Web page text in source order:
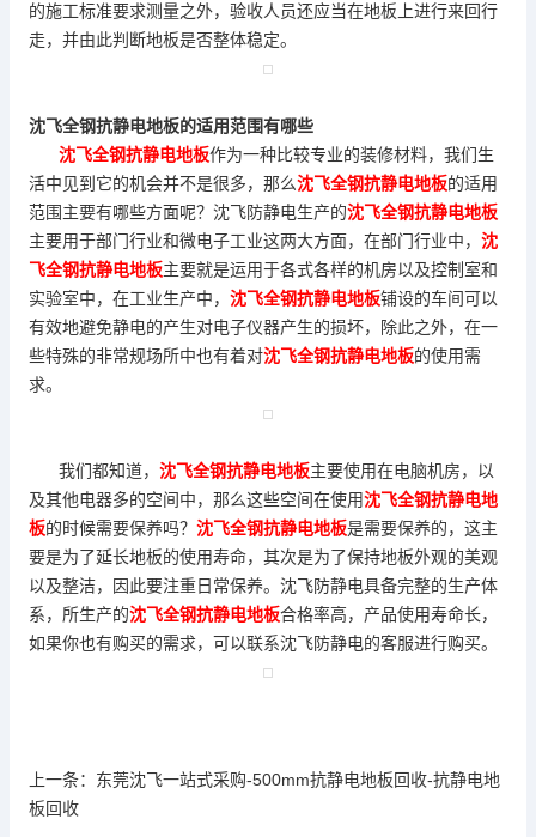
的施工标准要求测量之外，验收人员还应当在地板上进行来回行
走，并由此判断地板是否整体稳定。
沈飞全钢抗静电地板的适用范围有哪些
沈飞全钢抗静电地板作为一种比较专业的装修材料，我们生
活中见到它的机会并不是很多，那么沈飞全钢抗静电地板的适用
范围主要有哪些方面呢？沈飞防静电生产的沈飞全钢抗静电地板
主要用于部门行业和微电子工业这两大方面，在部门行业中， 沈
飞全钢抗静电地板主要就是运用于各式各样的机房以及控制室和
实验室中，在工业生产中， 沈飞全钢抗静电地板铺设的车间可以
有效地避免静电的产生对电子仪器产生的损坏，除此之外，在一
些特殊的非常规场所中也有着对沈飞全钢抗静电地板的使用需
求。
我们都知道， 沈飞全钢抗静电地板主要使用在电脑机房，以
及其他电器多的空间中，那么这些空间在使用沈飞全钢抗静电地
板的时候需要保养吗？ 沈飞全钢抗静电地板是需要保养的，这主
要是为了延长地板的使用寿命，其次是为了保持地板外观的美观
以及整洁，因此要注重日常保养。沈飞防静电具备完整的生产体
系，所生产的沈飞全钢抗静电地板合格率高，产品使用寿命长，
如果你也有购买的需求，可以联系沈飞防静电的客服进行购买。
上一条： 东莞沈飞一站式采购-500mm抗静电地板回收-抗静电地
板回收